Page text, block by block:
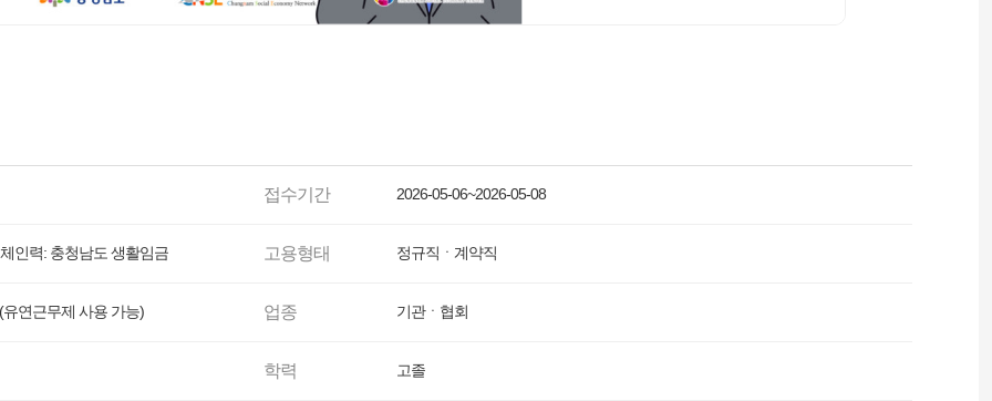
접수기간 2026-05-06~2026-05-08
인력: 충청남도 생활임금 고용형태 정규직ㆍ계약직
유연근무제 사용 가능) 업종 기관ㆍ협회
학력 고졸